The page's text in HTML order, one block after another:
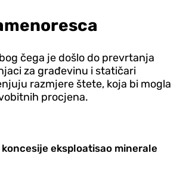
čega je došlo do prevrtanja
za građevinu i statičari
razmjere štete, koja bi mogla
procjena.
koncesije eksploatisao minerale